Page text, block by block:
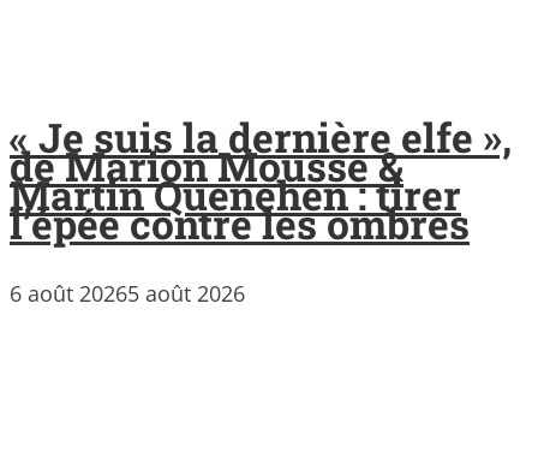
« Je suis la dernière elfe »,
de Marion Mousse &
Martin Quenehen : tirer
l’épée contre les ombres
6 août 20265 août 2026